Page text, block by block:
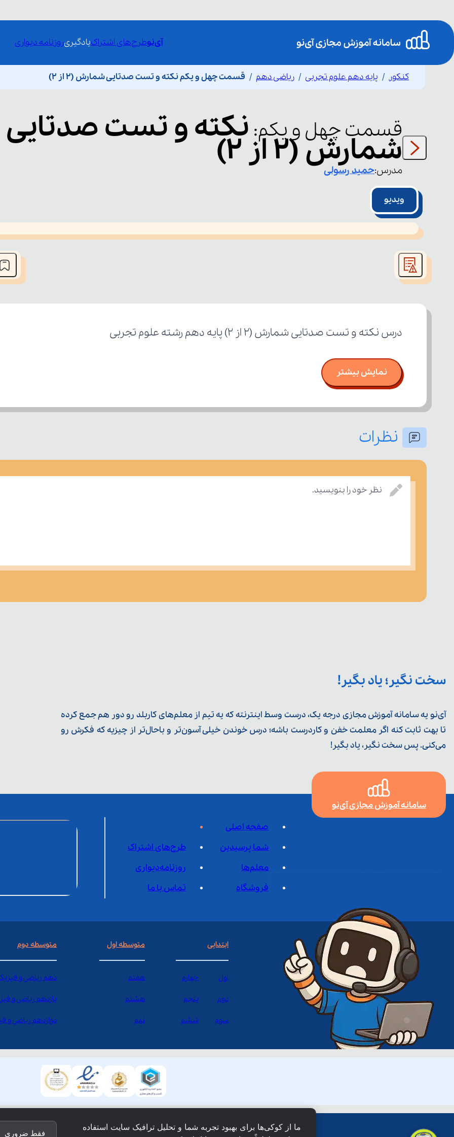
آی‌نوطرح‌های اشتراکیادگیریروزنامه دیواری
کنکور پایه دهم علوم تجربی ریاضی دهم قسمت چهل و یکم نکته و تست صدتایی شمارش (۲ از ۲)
قسمتچهل و یکم: نکته و تست صدتایی
شمارش (۲ از ۲)
مدرس:حمیدرسولی
ویدیو
This
is
window.
درس نکته و تست صدتایی شمارش (۲ از ۲) پایه دهم رشته علوم تجربی
نمایش بیشتر
نظرات
نظر خود را بنویسید.
سخت نگیر؛ یاد بگیر!
آی‌نو یه سامانه آموزش مجازی درجه یک، درست وسط اینترنته که یه تیم از معلم‌‌های کاربلد رو دور هم جمع کرده
تا بهت ثابت کنه اگر معلمت خفن و کاردرست باشه؛ درس خوندن خیلی آسون‌تر و باحال‌تر از چیزیه که فکرش رو
می‌کنی. پس سخت نگیر، یاد بگیر!
سامانه آموزش مجازی آی‌نو
صفحه اصلی
شما پرسیدین
طرح‌های اشتراک
معلم‌ها
روزنامه‌دیواری
فروشگاه
تماس با ما
ابتدایی
اول چهارم
دوم پنجم
سوم ششم
متوسطه اول
هفتم
هشتم
نهم
متوسطه دوم
دهم ریاضی و
یازدهم ریاضی و
دوازدهم ریاضی و
ما از کوکی‌ها برای بهبود تجربه شما و تحلیل ترافیک سایت استفاده
فقط ضروری